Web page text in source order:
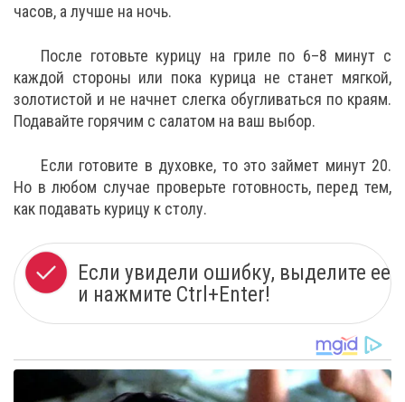
часов, а лучше на ночь.
После готовьте курицу на гриле по 6–8 минут с
каждой стороны или пока курица не станет мягкой,
золотистой и не начнет слегка обугливаться по краям.
Подавайте горячим с салатом на ваш выбор.
Если готовите в духовке, то это займет минут 20.
Но в любом случае проверьте готовность, перед тем,
как подавать курицу к столу.
Если увидели ошибку, выделите ее
и нажмите Ctrl+Enter!